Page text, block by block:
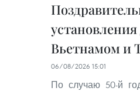
Вьетнамом и
06/08/2026 15:01
По случаю 50-й